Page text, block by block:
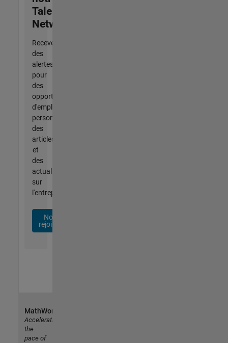
Talent
Network
Recevez
des
alertes
pour
des
opportunités
d'emploi
personnalisées,
des
articles
et
des
actualités
sur
l'entreprise.
Nous
rejoindre
MathWorks
Accelerating
the
pace of